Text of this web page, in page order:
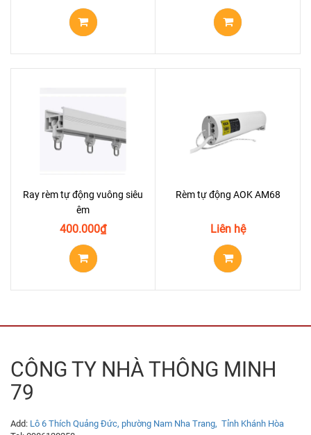
Ray rèm tự động vuông siêu
êm
₫
400.000
Rèm tự động AOK AM68
Liên hệ
CÔNG TY NHÀ THÔNG MINH
79
Add: Lô 6 Thích Quảng Đức, phường Nam Nha Trang, Tỉnh Khánh Hòa